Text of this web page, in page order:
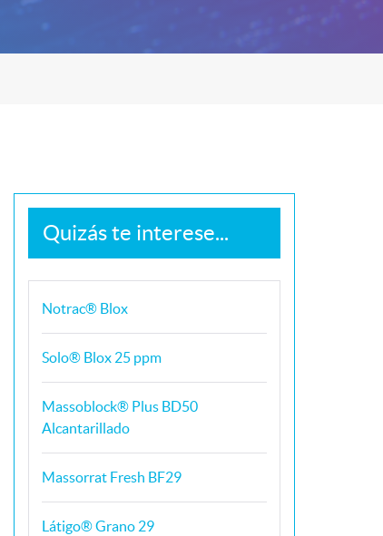
Quizás te interese...
Notrac® Blox
Solo® Blox 25 ppm
Massoblock® Plus BD50
Alcantarillado
Massorrat Fresh BF29
Látigo® Grano 29